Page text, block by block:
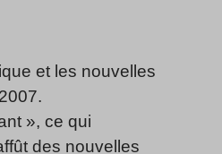
et les nouvelles
», ce qui
des nouvelles